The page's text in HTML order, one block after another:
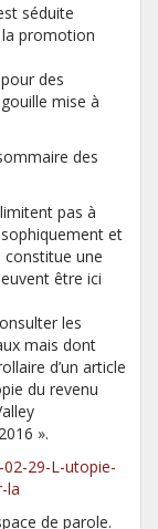
séduite
la promotion
des
mise à
des
pas à
et
une
être ici
les
mais dont
d’un article
du revenu
».
29-L-utopie-
la
de parole.